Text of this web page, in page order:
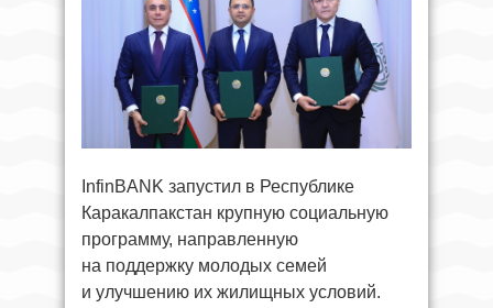
InfinBANK запустил в Республике
Каракалпакстан крупную социальную
программу, направленную
на поддержку молодых семей
и улучшению их жилищных условий.